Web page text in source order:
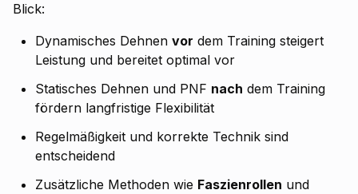
Blick:
Dynamisches Dehnen vor dem Training steigert
Leistung und bereitet optimal vor
Statisches Dehnen und PNF nach dem Training
fördern langfristige Flexibilität
Regelmäßigkeit und korrekte Technik sind
entscheidend
Zusätzliche Methoden wie Faszienrollen und